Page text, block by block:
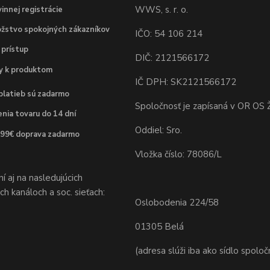
registrácie
spokojných zákazníkov
prístup
k produktom
sú zadarmo
tovaru do 14 dní
doprava zadarmo
aj na nasledujúcich
kanáloch a soc. sieťach:
WWS, s. r. o.
IČO: 54 106 214
DIČ: 2121566172
IČ DPH: SK2121566172
Spoločnosť je zapísaná v OR OS
Oddiel: Sro.
Vložka číslo: 78086/L
Oslobodenia 224/58
01305 Belá
(adresa slúži iba ako sídlo